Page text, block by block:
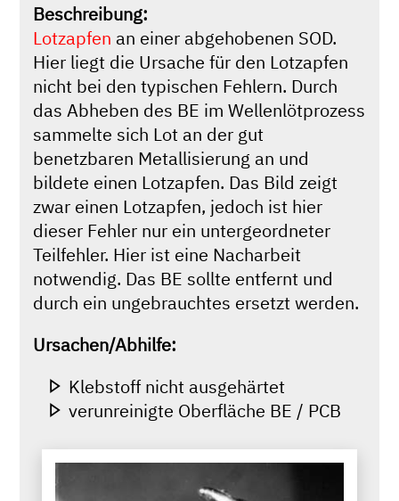
Beschreibung:
Lotzapfen an einer abgehobenen SOD.
Hier liegt die Ursache für den Lotzapfen
nicht bei den typischen Fehlern. Durch
das Abheben des BE im Wellenlötprozess
sammelte sich Lot an der gut
benetzbaren Metallisierung an und
bildete einen Lotzapfen. Das Bild zeigt
zwar einen Lotzapfen, jedoch ist hier
dieser Fehler nur ein untergeordneter
Teilfehler. Hier ist eine Nacharbeit
notwendig. Das BE sollte entfernt und
durch ein ungebrauchtes ersetzt werden.
Ursachen/Abhilfe:
Klebstoff nicht ausgehärtet
verunreinigte Oberfläche BE / PCB